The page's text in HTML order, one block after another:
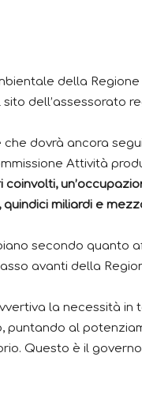
della Regione
dell’assessorato
dovrà ancora
Attività
quindici miliardi e
secondo quanto
avanti della
la necessità
puntando al
Questo è il